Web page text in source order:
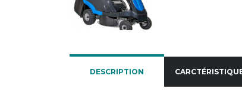
DESCRIPTION